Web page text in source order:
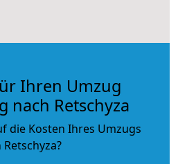
Ihren Umzug
nach Retschyza
die Kosten Ihres Umzugs